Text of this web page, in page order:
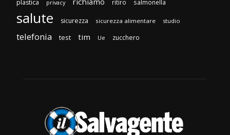
plastica privacy ritiro salmonella
salute sicurezza sicurezza alimentare studio
telefonia test tim Ue zucchero